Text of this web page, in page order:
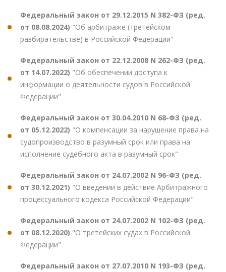
Федеральный закон от 29.12.2015 N 382-ФЗ (ред.
от 08.08.2024) "Об арбитраже (третейском
разбирательстве) в Российской Федерации"
Федеральный закон от 22.12.2008 N 262-ФЗ (ред.
от 14.07.2022) "Об обеспечении доступа к
информации о деятельности судов в Российской
Федерации"
Федеральный закон от 30.04.2010 N 68-ФЗ (ред.
от 05.12.2022) "О компенсации за нарушение права на
судопроизводство в разумный срок или права на
исполнение судебного акта в разумный срок"
Федеральный закон от 24.07.2002 N 96-ФЗ (ред.
от 30.12.2021) "О введении в действие Арбитражного
процессуального кодекса Российской Федерации"
Федеральный закон от 24.07.2002 N 102-ФЗ (ред.
от 08.12.2020) "О третейских судах в Российской
Федерации"
Федеральный закон от 27.07.2010 N 193-ФЗ (ред.